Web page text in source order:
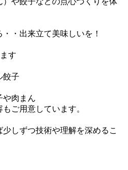
・出来立て美味しいを！
す
餃子
や肉まん
ご用意しています。
しずつ技術や理解を深めるこ